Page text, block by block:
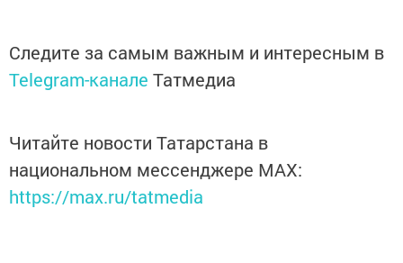
Следите за самым важным и интересным в
Telegram-канале Татмедиа
Читайте новости Татарстана в
национальном мессенджере MАХ:
https://max.ru/tatmedia